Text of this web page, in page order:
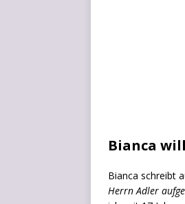
Bianca
Bian­ca schreibt
Herrn Adler